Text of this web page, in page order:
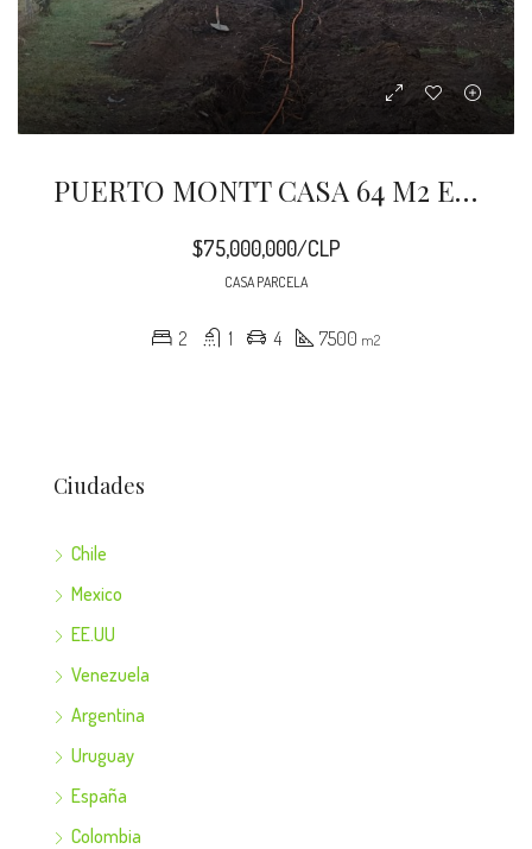
PUERTO MONTT CASA 64 M2 EN 7500 M2 CORRENTOSO
$75,000,000/CLP
CASA PARCELA
2 1 4 7500 m2
Ciudades
Chile
Mexico
EE.UU
Venezuela
Argentina
Uruguay
España
Colombia